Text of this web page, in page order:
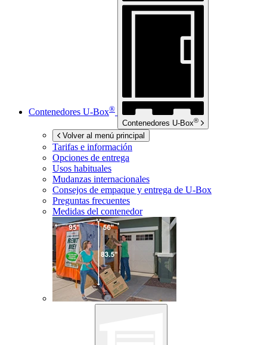
Contenedores U-Box®
Contenedores U-Box®
Volver al menú principal
Tarifas e información
Opciones de entrega
Usos habituales
Mudanzas internacionales
Consejos de empaque y entrega de U-Box
Preguntas frecuentes
Medidas del contenedor